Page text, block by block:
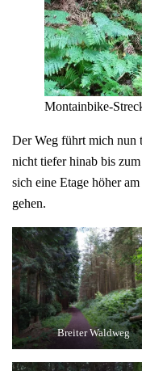
Montainbike-
Der Weg führt mich nun
nicht tiefer hinab bis
sich eine Etage höher
gehen.
Breiter Waldweg